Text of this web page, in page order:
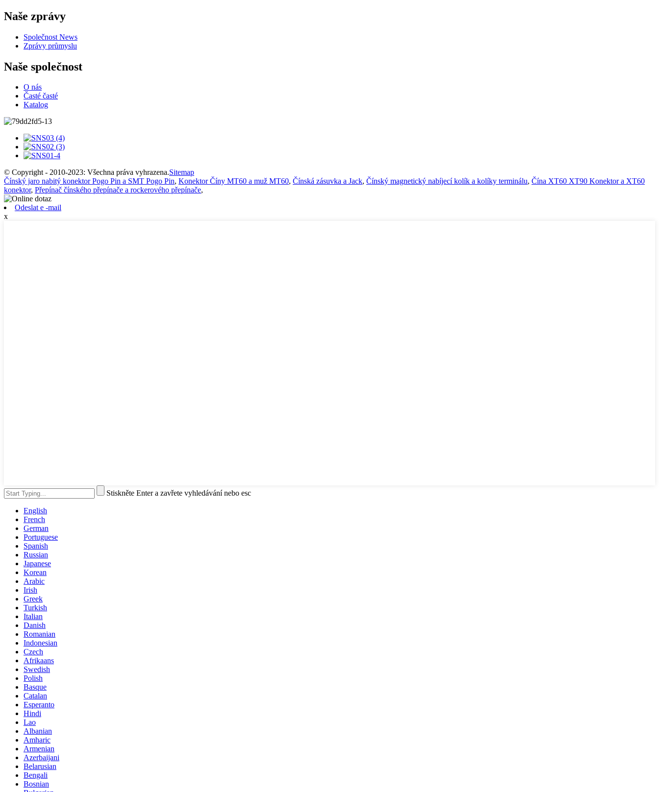
Naše zprávy
Společnost News
Zprávy průmyslu
Naše společnost
O nás
Časté časté
Katalog
© Copyright - 2010-2023: Všechna práva vyhrazena.Sitemap
Čínský jaro nabitý konektor Pogo Pin a SMT Pogo Pin, Konektor Číny MT60 a muž MT60, Čínská zásuvka a Jack, Čínský magnetický nabíjecí kolík a kolíky terminálu, Čína XT60 XT90 Konektor a XT60
konektor, Přepínač čínského přepínače a rockerového přepínače,
Odeslat e -mail
x
Stiskněte Enter a zavřete vyhledávání nebo esc
English
French
German
Portuguese
Spanish
Russian
Japanese
Korean
Arabic
Irish
Greek
Turkish
Italian
Danish
Romanian
Indonesian
Czech
Afrikaans
Swedish
Polish
Basque
Catalan
Esperanto
Hindi
Lao
Albanian
Amharic
Armenian
Azerbaijani
Belarusian
Bengali
Bosnian